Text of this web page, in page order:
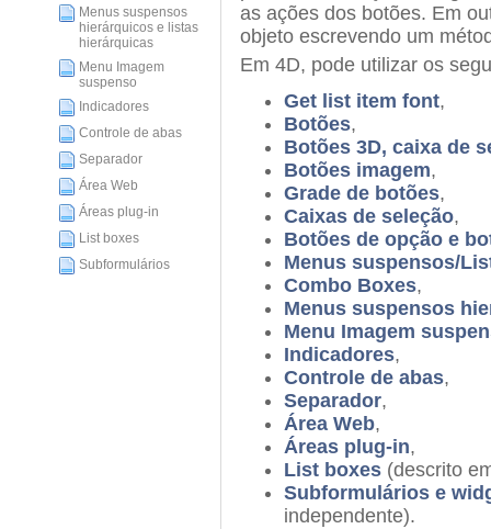
Menus suspensos
hierárquicos e listas
hierárquicas
Menu Imagem
suspenso
Indicadores
Controle de abas
Separador
Área Web
Áreas plug-in
List boxes
Subformulários
as ações dos botões. Em
objeto escrevendo um
Em 4D, pode utilizar os
Get list item font,
Botões,
Botões 3D, caixa de
Botões imagem,
Grade de botões,
Caixas de seleção,
Botões de opção e
Menus suspensos/
Combo Boxes,
Menus suspensos
Menu Imagem
Indicadores,
Controle de abas,
Separador,
Área Web,
Áreas plug-in,
List boxes (descrito
Subformulários e
independente).